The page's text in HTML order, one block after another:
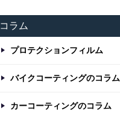
コラム
プロテクションフィルム
バイクコーティングのコラム
カーコーティングのコラム